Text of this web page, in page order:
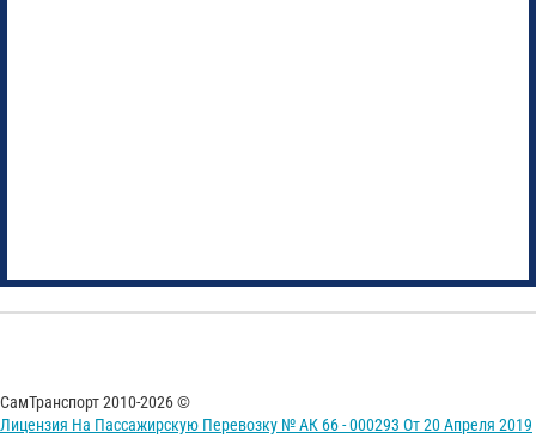
СамТранспорт 2010-2026 ©
Лицензия На Пассажирскую Перевозку № АК 66 - 000293 От 20 Апреля 2019